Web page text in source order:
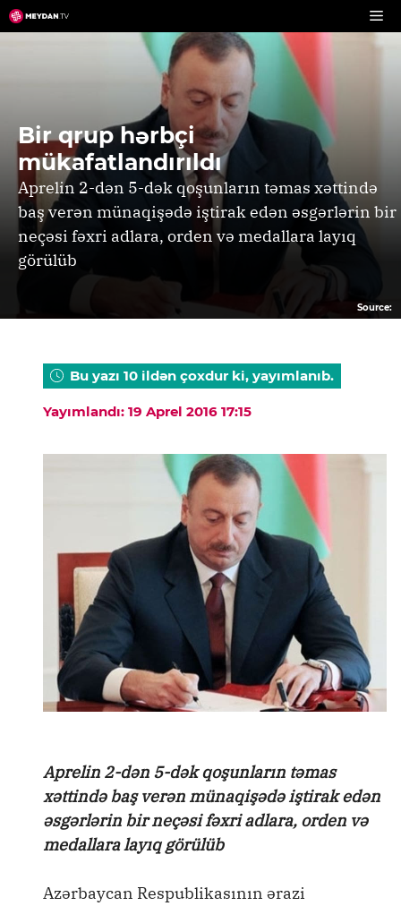
Skip
to
Bir qrup hərbçi
mükafatlandırıldı
Aprelin 2-dən 5-dək qoşunların təmas xəttində
baş verən münaqişədə iştirak edən əsgərlərin bir
neçəsi fəxri adlara, orden və medallara layıq
görülüb
Source:
Bu yazı 10 ildən çoxdur ki, yayımlanıb.
Yayımlandı: 19 Aprel 2016 17:15
Aprelin 2-dən 5-dək qoşunların təmas
xəttində baş verən münaqişədə iştirak edən
əsgərlərin bir neçəsi fəxri adlara, orden və
medallara layıq görülüb
Azərbaycan Respublikasının ərazi